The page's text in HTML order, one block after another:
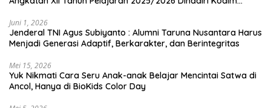
Juni 1, 2026
Jenderal TNI Agus Subiyanto : Alumni Taruna Nusantara Harus
Menjadi Generasi Adaptif, Berkarakter, dan Berintegritas
Mei 15, 2026
Yuk Nikmati Cara Seru Anak-anak Belajar Mencintai Satwa di
Ancol, Hanya di BioKids Color Day